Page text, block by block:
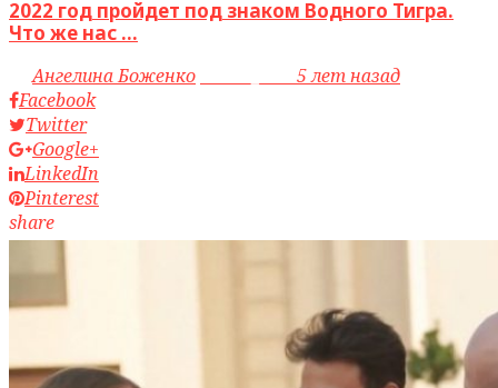
2022 год пройдет под знаком Водного Тигра.
Что же нас ...
byАнгелина Боженко
5 лет назад
Facebook
Twitter
Google+
LinkedIn
Pinterest
share